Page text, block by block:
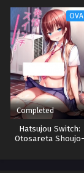
OVA
Completed
Hatsujou Switch:
Otosareta Shoujo-